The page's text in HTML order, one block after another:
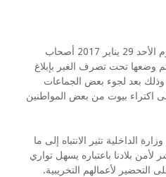
دعت وزارة الداخلية في بلاغ لها يوم الأحد 29 يناير 2017 أصحاب
وضعها تحت تصرف الغير بإبلاغ
وذلك بعد لجوء بعض الجماعات
اكتراء بيوت من بعض المواطنين
الداخلية تثير الانتباه إلى ما
بلادنا باعتباره يسهل تواري
لأعمالهم التخريبية.